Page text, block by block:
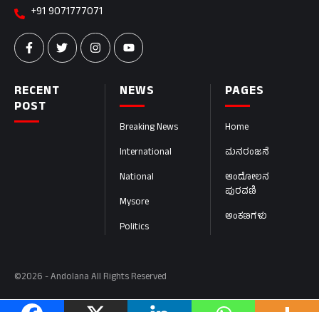
PAGES
Home
ಮನರಂಜನೆ
ಆಂದೋಲನ
ಪುರವಣಿ
ಅಂಕಣಗಳು
NEWS
Breaking News
International
National
Mysore
Politics
RECENT
POST
+91 9071777071
©2026 - Andolana All Rights Reserved